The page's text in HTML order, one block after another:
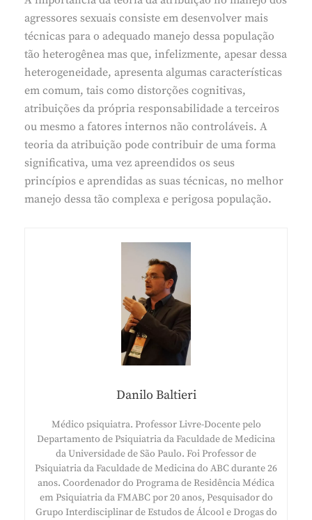
agressores sexuais consiste em desenvolver mais
técnicas para o adequado manejo dessa população
tão heterogênea mas que, infelizmente, apesar dessa
heterogeneidade, apresenta algumas características
em comum, tais como distorções cognitivas,
atribuições da própria responsabilidade a terceiros
ou mesmo a fatores internos não controláveis. A
teoria da atribuição pode contribuir de uma forma
significativa, uma vez apreendidos os seus
princípios e aprendidas as suas técnicas, no melhor
manejo dessa tão complexa e perigosa população.
Danilo Baltieri
Médico psiquiatra. Professor Livre-Docente pelo
Departamento de Psiquiatria da Faculdade de Medicina
da Universidade de São Paulo. Foi Professor de
Psiquiatria da Faculdade de Medicina do ABC durante 26
anos. Coordenador do Programa de Residência Médica
em Psiquiatria da FMABC por 20 anos, Pesquisador do
Grupo Interdisciplinar de Estudos de Álcool e Drogas do